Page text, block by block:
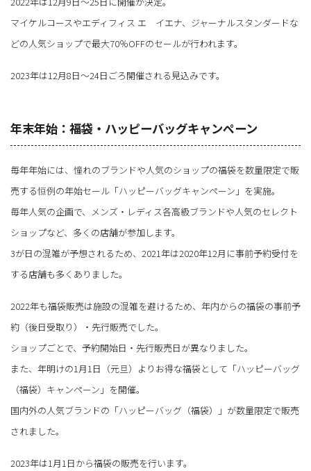
マイケルコースやエディフィス エ イエナ、ジャーナルスタンダードな
どの人気ショップで最大70％OFFのセールが行われます。
2023年は12月8日～24日ごろ開催される見込みです。
年末年始：福袋・ハッピーバッグキャンペーン
毎年年始には、憧れのブランドや人気のショップの福袋を数量限定で販
売する恒例の年始セール「ハッピーバッグキャンペーン」を実施。
毎年人気の企画で、メンズ・レディス各高級ブランドや人気のセレクト
ショップなど、多くの店舗が参加します。
3が日の混雑が予想されるため、2021年は2020年12月に事前予約受付を
する店舗も多くありました。
2022年も福袋販売は施設の混雑を避けるため、年内からの福袋の事前予
約（後日受取り）・先行販売でした。
ショップごとで、予約開始日・先行販売日が異なりました。
また、年明けの1月1日（元旦）よりお得な福袋として「ハッピーバッグ
（福袋）キャンペーン」を開催。
国内外の人気ブランドの「ハッピーバッグ（福袋）」が数量限定で販売
されました。
2023年は1月1日から福袋の販売を行います。